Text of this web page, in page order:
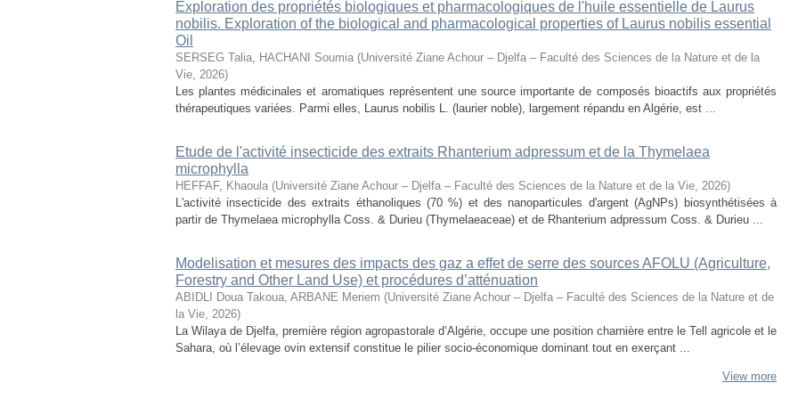
Exploration des propriétés biologiques et pharmacologiques de l'huile essentielle de Laurus
nobilis. Exploration of the biological and pharmacological properties of Laurus nobilis essential
Oil
SERSEG Talia, HACHANI Soumia (Université Ziane Achour – Djelfa – Faculté des Sciences de la Nature et de la
Vie, 2026)
Les plantes médicinales et aromatiques représentent une source importante de composés bioactifs aux propriétés
thérapeutiques variées. Parmi elles, Laurus nobilis L. (laurier noble), largement répandu en Algérie, est ...
Etude de l'activité insecticide des extraits Rhanterium adpressum et de la Thymelaea
microphylla
HEFFAF, Khaoula (Université Ziane Achour – Djelfa – Faculté des Sciences de la Nature et de la Vie, 2026)
L'activité insecticide des extraits éthanoliques (70 %) et des nanoparticules d'argent (AgNPs) biosynthétisées à
partir de Thymelaea microphylla Coss. & Durieu (Thymelaeaceae) et de Rhanterium adpressum Coss. & Durieu ...
Modelisation et mesures des impacts des gaz a effet de serre des sources AFOLU (Agriculture,
Forestry and Other Land Use) et procédures d’atténuation
ABIDLI Doua Takoua, ARBANE Meriem (Université Ziane Achour – Djelfa – Faculté des Sciences de la Nature et de
la Vie, 2026)
La Wilaya de Djelfa, première région agropastorale d’Algérie, occupe une position charnière entre le Tell agricole et le
Sahara, où l’élevage ovin extensif constitue le pilier socio-économique dominant tout en exerçant ...
View more